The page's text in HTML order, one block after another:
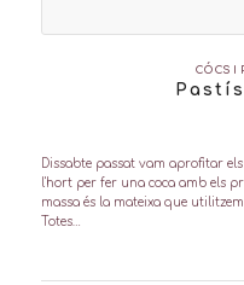
CÓCS I
Dissabte passat vam aprofitar
l'hort per fer una coca amb els
massa és la mateixa que
Totes…